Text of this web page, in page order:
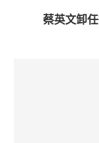
蔡英文卸